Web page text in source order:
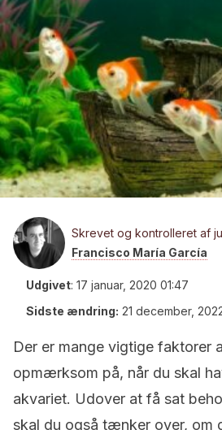
Skrevet og kontrolleret af
Francisco María García
Udgivet: 17 januar, 2020 01:47
Sidste ændring: 21 december,
Der er mange vigtige faktorer
opmærksom på, når du skal
akvariet. Udover at få sat
skal du også tænker over, om